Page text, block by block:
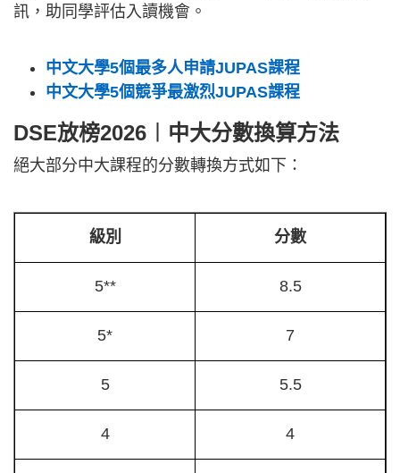
訊，助同學評估入讀機會。
中文大學5個最多人申請JUPAS課程
中文大學5個競爭最激烈JUPAS課程
DSE放榜2026︱中大分數換算方法
絕大部分中大課程的分數轉換方式如下：
級別 分數
5** 8.5
5* 7
5 5.5
4 4